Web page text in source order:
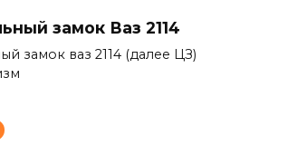
замок Ваз 2114
замок ваз 2114 (далее ЦЗ)